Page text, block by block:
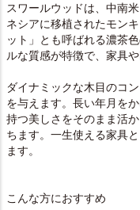
スワールウッドは、中南
ネシアに移植されたモン
ット」とも呼ばれる濃茶
ルな質感が特徴で、家具
ダイナミックな木目のコ
を与えます。長い年月を
持つ美しさをそのまま活
ちます。一生使える家具
ます。
こんな方におすすめ